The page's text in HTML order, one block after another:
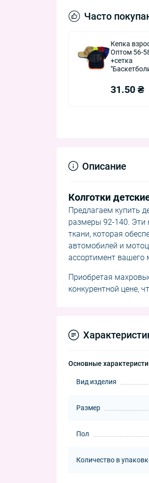
Часто
Кепка
Оптом 56-
+сетка
31.50 ₴
Описание
Колготки
Предлагаем купить
размеры 92-140. Эти
ткани, которая
автомобилей и
ассортимент вашего
Приобретая
конкурентной цене,
Основные
Вид изделия
Размер
Пол
Количество в